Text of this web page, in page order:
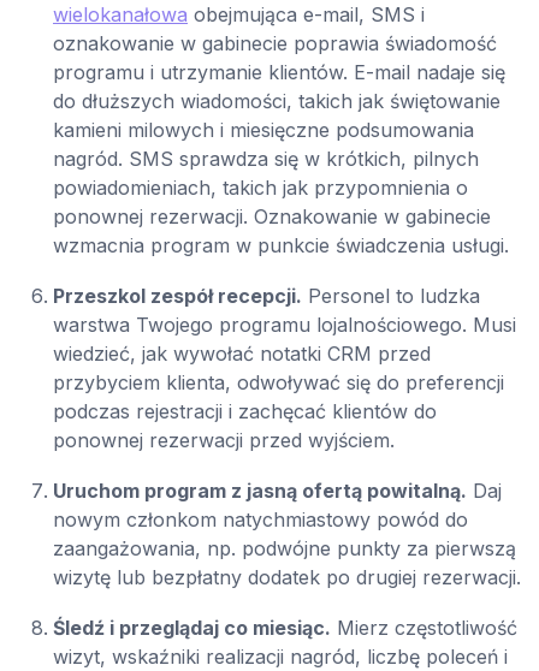
wielokanałowa obejmująca e-mail, SMS i
oznakowanie w gabinecie poprawia świadomość
programu i utrzymanie klientów. E-mail nadaje się
do dłuższych wiadomości, takich jak świętowanie
kamieni milowych i miesięczne podsumowania
nagród. SMS sprawdza się w krótkich, pilnych
powiadomieniach, takich jak przypomnienia o
ponownej rezerwacji. Oznakowanie w gabinecie
wzmacnia program w punkcie świadczenia usługi.
Przeszkol zespół recepcji. Personel to ludzka
warstwa Twojego programu lojalnościowego. Musi
wiedzieć, jak wywołać notatki CRM przed
przybyciem klienta, odwoływać się do preferencji
podczas rejestracji i zachęcać klientów do
ponownej rezerwacji przed wyjściem.
Uruchom program z jasną ofertą powitalną. Daj
nowym członkom natychmiastowy powód do
zaangażowania, np. podwójne punkty za pierwszą
wizytę lub bezpłatny dodatek po drugiej rezerwacji.
Śledź i przeglądaj co miesiąc. Mierz częstotliwość
wizyt, wskaźniki realizacji nagród, liczbę poleceń i